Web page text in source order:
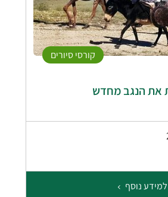
קורסי סיורים
את הנגב מחדש
למידע נוסף